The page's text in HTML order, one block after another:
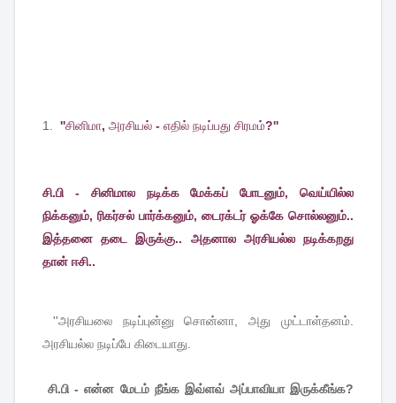
1. ''சினிமா, அரசியல் - எதில் நடிப்பது சிரமம்?''
சி.பி - சினிமால நடிக்க மேக்கப் போடனும், வெய்யில்ல
நிக்கனும், ரிகர்சல் பார்க்கனும், டைரக்டர் ஓக்கே சொல்லனும்..
இத்தனை தடை இருக்கு.. அதனால அரசியல்ல நடிக்கறது
தான் ஈசி..
''அரசியலை நடிப்புன்னு சொன்னா ,அது முட்டாள்தனம்
அரசியல்ல நடிப்பே கிடையாது
சி.பி - என்ன மேடம் நீங்க இவ்ளவ் அப்பாவியா இருக்கீங்க?